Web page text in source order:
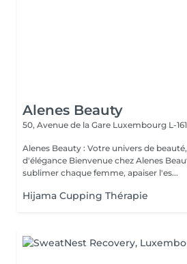
Alenes Beauty
50, Avenue de la Gare Luxembourg L-
Alenes Beauty : Votre univers de
d'élégance Bienvenue chez Alenes Beauty, un lieu pensé pour
sublimer chaque femme, apaiser l'es...
Hijama Cupping Thérapie